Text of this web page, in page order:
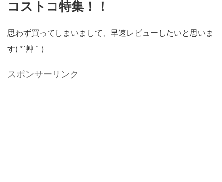
コストコ特集！！
思わず買ってしまいまして、早速レビューしたいと思いま
す( *´艸｀)
スポンサーリンク